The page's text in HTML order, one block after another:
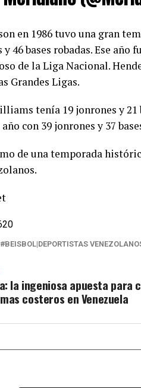
en 1986 tuvo una gran
y 46 bases robadas. Ese
de la Liga Nacional.
Grandes Ligas.
tenía 19 jonrones y
con 39 jonrones y 37
de una temporada
BEISBOL|DEPORTISTAS
la ingeniosa apuesta para
costeros en Venezuela